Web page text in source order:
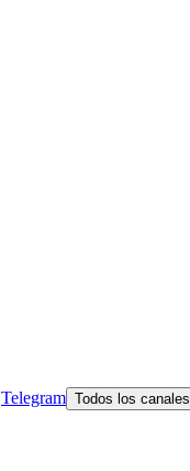
Telegram Todos los canales